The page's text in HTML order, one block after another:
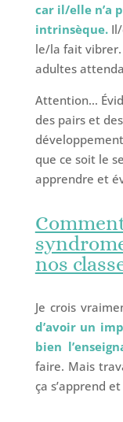
car il/elle n’a
intrinsèque.Il/
le/la fait
adultes
Attention…
des pairs et
que ce soit le
apprendre et
nos
Je crois
d’avoir un
bien
faire. Mais
ça s’apprend